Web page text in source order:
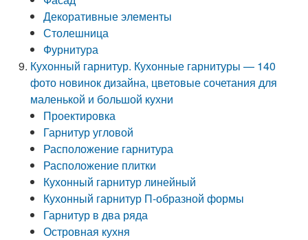
Декоративные элементы
Столешница
Фурнитура
Кухонный гарнитур. Кухонные гарнитуры — 140
фото новинок дизайна, цветовые сочетания для
маленькой и большой кухни
Проектировка
Гарнитур угловой
Расположение гарнитура
Расположение плитки
Кухонный гарнитур линейный
Кухонный гарнитур П-образной формы
Гарнитур в два ряда
Островная кухня